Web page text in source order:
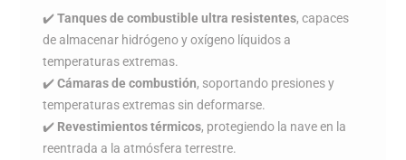
✔️Tanques de combustible ultra resistentes, capaces
de almacenar hidrógeno y oxígeno líquidos a
temperaturas extremas.
✔️Cámaras de combustión, soportando presiones y
temperaturas extremas sin deformarse.
✔️ Revestimientos térmicos, protegiendo la nave en la
reentrada a la atmósfera terrestre.